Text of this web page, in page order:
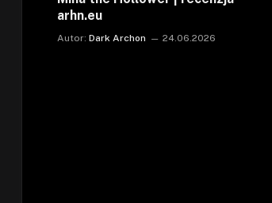
arhn.eu
Autor: Dark Archon 24.06.2026